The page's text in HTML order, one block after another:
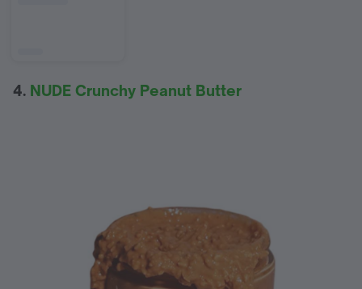
4. NUDE Crunchy Peanut Butter